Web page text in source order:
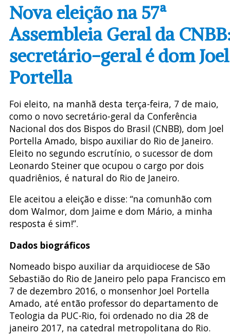
Nova eleição na 57ª
Assembleia Geral da
secretário-geral é dom Joel
Portella
Foi eleito, na manhã desta terça-feira, 7 de maio,
como o novo secretário-geral da Conferência
Nacional dos dos Bispos do Brasil (CNBB), dom Joel
Portella Amado, bispo auxiliar do Rio de Janeiro.
Eleito no segundo escrutínio, o sucessor de dom
Leonardo Steiner que ocupou o cargo por dois
quadriênios, é natural do Rio de Janeiro.
Ele aceitou a eleição e disse: “na comunhão com
dom Walmor, dom Jaime e dom Mário, a minha
resposta é sim!”.
Dados biográficos
Nomeado bispo auxiliar da arquidiocese de São
Sebastião do Rio de Janeiro pelo papa Francisco em
7 de dezembro 2016, o monsenhor Joel Portella
Amado, até então professor do departamento de
Teologia da PUC-Rio, foi ordenado no dia 28 de
janeiro 2017, na catedral metropolitana do Rio.